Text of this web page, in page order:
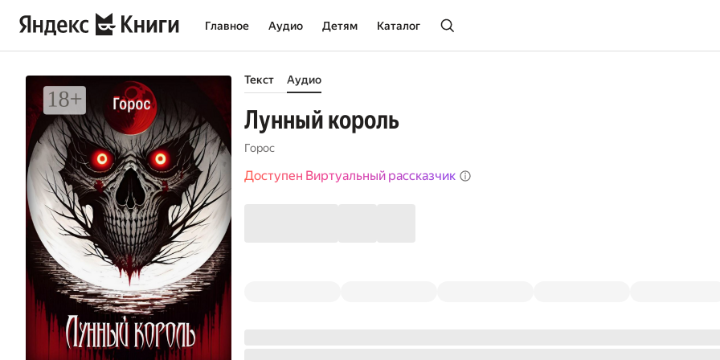
Главное Аудио Детям Каталог
Текст Аудио
Лунный король
Горос
Доступен Виртуальный рассказчик